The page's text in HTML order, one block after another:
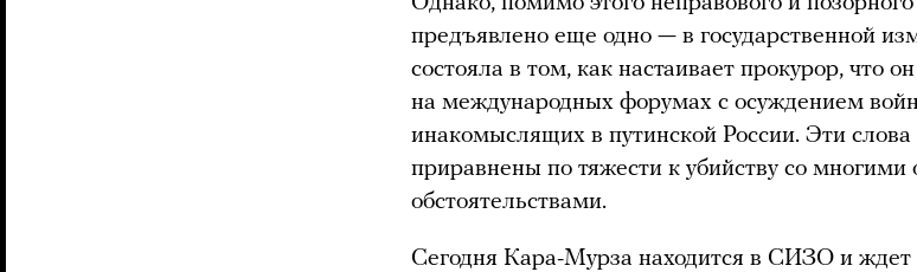
предъявлено еще одно — в государственной
состояла в том, как настаивает прокурор, что
на международных форумах с осуждением
инакомыслящих в путинской России. Эти
приравнены по тяжести к убийству со
обстоятельствами.
Сегодня Кара-Мурза находится в СИЗО и ждет